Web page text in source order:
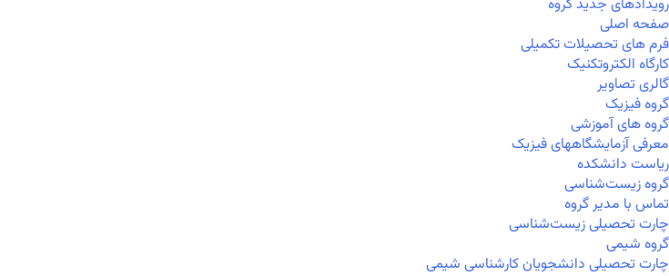
رویدادهای جدید گروه
صفحه اصلی
فرم های تحصیلات تکمیلی
کارگاه الکتروتکنیک
گالری تصاویر
گروه فیزیک
گروه های آموزشی
معرفی آزمایشگاههای فیزیک
ریاست دانشکده
گروه زیست‌شناسی
تماس با مدیر گروه
چارت تحصیلی زیست‌شناسی
گروه شیمی
چارت تحصیلی دانشجویان کارشناسی شیمی